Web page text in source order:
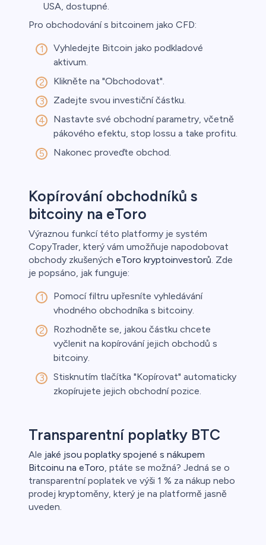
USA, dostupné.
Pro obchodování s bitcoinem jako CFD:
Vyhledejte Bitcoin jako podkladové
aktivum.
Klikněte na "Obchodovat".
Zadejte svou investiční částku.
Nastavte své obchodní parametry, včetně
pákového efektu, stop lossu a take profitu.
Nakonec proveďte obchod.
Kopírování obchodníků s
bitcoiny na eToro
Výraznou funkcí této platformy je systém
CopyTrader, který vám umožňuje napodobovat
obchody zkušených eToro kryptoinvestorů. Zde
je popsáno, jak funguje:
Pomocí filtru upřesníte vyhledávání
vhodného obchodníka s bitcoiny.
Rozhodněte se, jakou částku chcete
vyčlenit na kopírování jejich obchodů s
bitcoiny.
Stisknutím tlačítka "Kopírovat" automaticky
zkopírujete jejich obchodní pozice.
Transparentní poplatky BTC
Ale jaké jsou poplatky spojené s nákupem
Bitcoinu na eToro, ptáte se možná? Jedná se o
transparentní poplatek ve výši 1 % za nákup nebo
prodej kryptoměny, který je na platformě jasně
uveden.